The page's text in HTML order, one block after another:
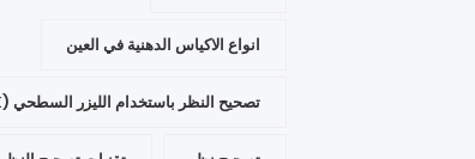
انواع الاكياس الدهنية في العين
تصحيح النظر باستخدام الليزر السطحي (PRK)